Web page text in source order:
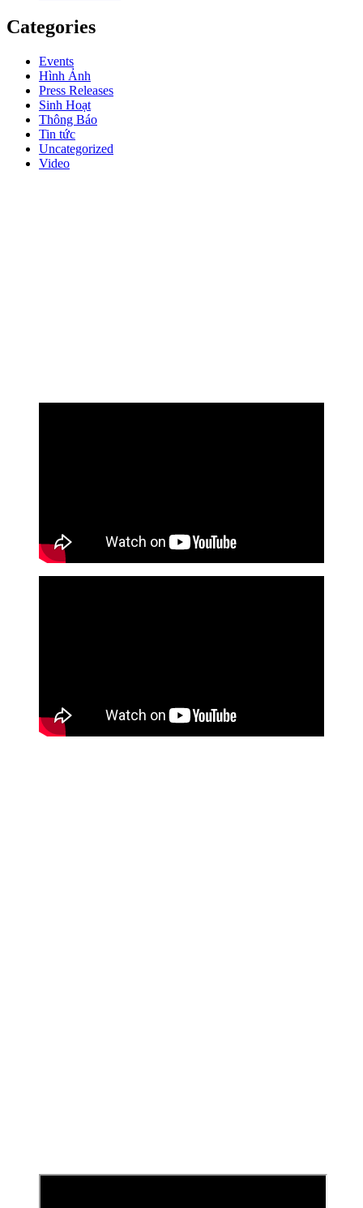
Categories
Events
Hình Ảnh
Press Releases
Sinh Hoạt
Thông Báo
Tin tức
Uncategorized
Video